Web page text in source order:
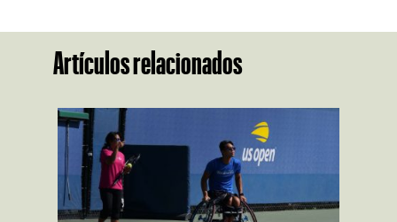
Artículos relacionados